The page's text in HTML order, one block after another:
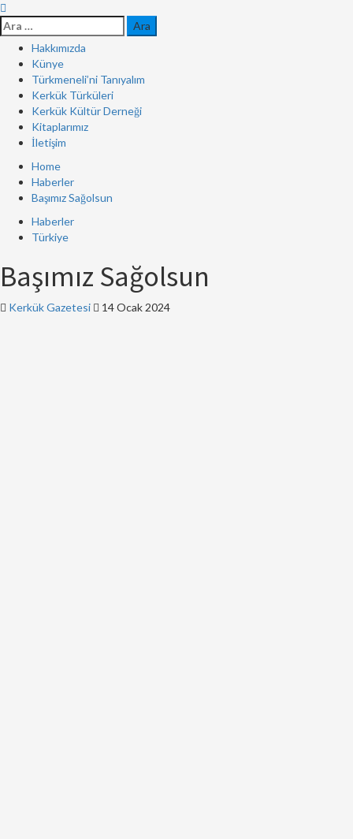
Hakkımızda
Künye
Türkmeneli’ni Tanıyalım
Kerkük Türküleri
Kerkük Kültür Derneği
Kitaplarımız
İletişim
Home
Haberler
Başımız Sağolsun
Haberler
Türkiye
Başımız Sağolsun
Kerkük Gazetesi 14 Ocak 2024